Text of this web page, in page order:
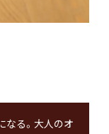
なる。大人のオ